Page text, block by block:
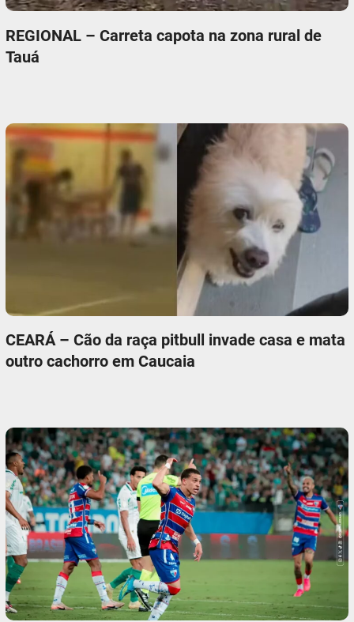
REGIONAL – Carreta capota na zona rural de
Tauá
CEARÁ – Cão da raça pitbull invade casa e mata
outro cachorro em Caucaia